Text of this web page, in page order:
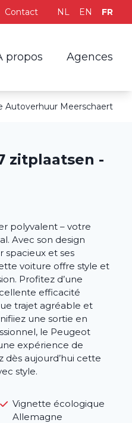
Contact NL EN FR
propos Agences
Autoverhuur Meerschaert
zitplaatsen -
polyvalent – votre
Avec son design
spacieux et ses
voiture offre style et
Profitez d’une
efficacité
trajet agréable et
une sortie en
le Peugeot
expérience de
aujourd’hui cette
style.
Vignette écologique
Allemagne